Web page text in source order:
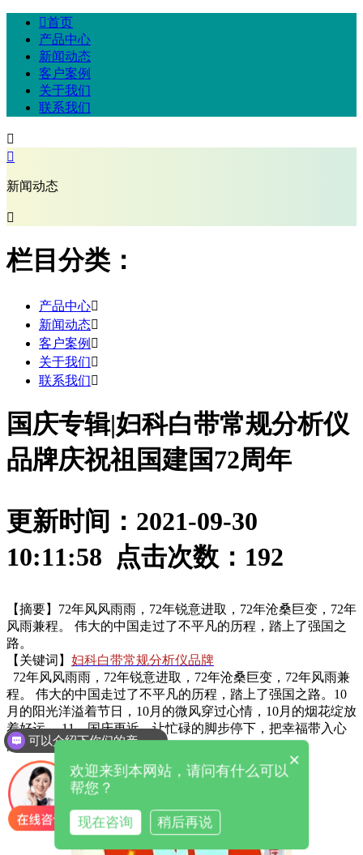
首页
产品中心
新闻动态
客户案例
关于我们
联系我们


新闻动态

栏目分类：
产品中心
新闻动态
客户案例 
关于我们
联系我们
国庆专辑|妇科白带常规分析仪
品牌庆祝祖国建国72周年
更新时间：2021-09-30
10:11:58 点击次数： 192
【摘要】72年风风雨雨，72年锐意进取，72年沧桑巨变，72年
风雨兼程。 伟大的中国走过了不平凡的历程，踏上了强国之
路。
【关键词】 妇科白带常规分析仪品牌
72年风风雨雨，72年锐意进取，72年沧桑巨变，72年风雨兼
程。 伟大的中国走过了不平凡的历程，踏上了强国之路。 10
月的阳光洋溢着节日，10月的微风穿过心情，10月的烟花绽放
着好运。 11、国庆更近，让忙碌的脚步停下，把幸福带入心
间。
可以介绍下你们的产品么
×
欢迎来到本网站，请问有什么可以
帮您？
现在咨询 稍后再说